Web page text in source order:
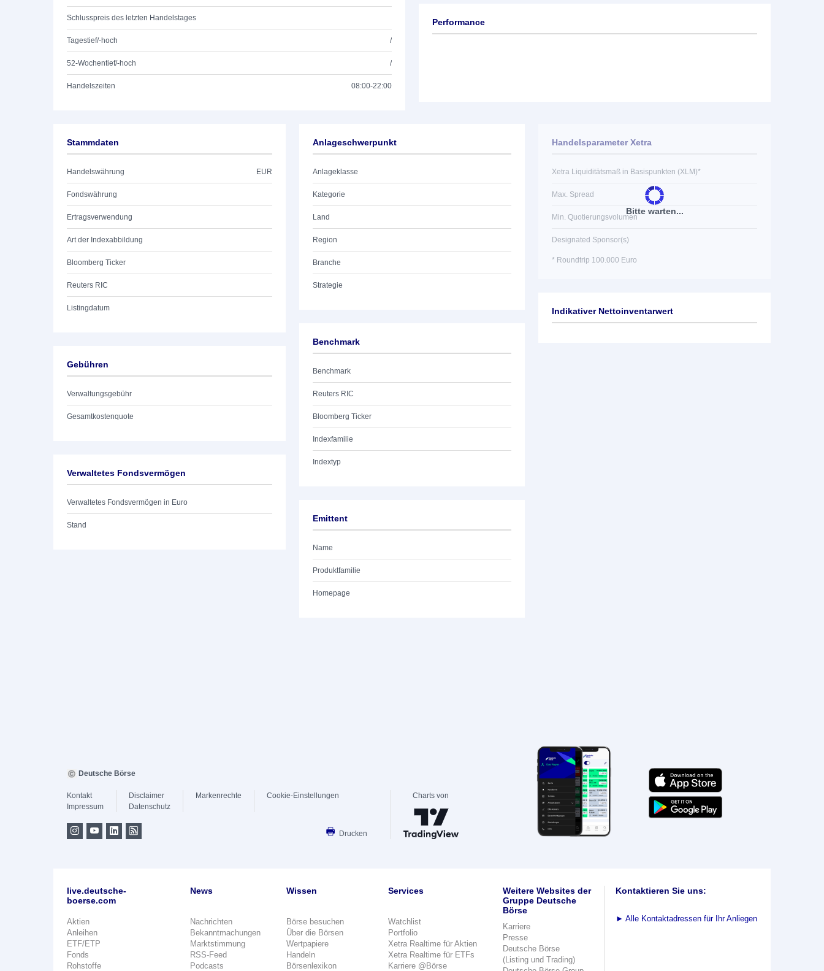
Schlusspreis des letzten Handelstages
Tagestief/-hoch /
52-Wochentief/-hoch /
Handelszeiten 08:00-22:00
Performance
Stammdaten
Handelswährung EUR
Fondswährung
Ertragsverwendung
Art der Indexabbildung
Bloomberg Ticker
Reuters RIC
Listingdatum
Gebühren
Verwaltungsgebühr
Gesamtkostenquote
Verwaltetes Fondsvermögen
Verwaltetes Fondsvermögen in Euro
Stand
Anlageschwerpunkt
Anlageklasse
Kategorie
Land
Region
Branche
Strategie
Benchmark
Benchmark
Reuters RIC
Bloomberg Ticker
Indexfamilie
Indextyp
Emittent
Name
Produktfamilie
Homepage
Bitte warten...
Handelsparameter Xetra
Xetra Liquiditätsmaß in Basispunkten (XLM)*
Max. Spread
Min. Quotierungsvolumen
Designated Sponsor(s)
* Roundtrip 100.000 Euro
Indikativer Nettoinventarwert
Deutsche Börse
Kontakt
Impressum
Disclaimer
Datenschutz
Markenrechte Cookie-Einstellungen
Drucken
Charts von
live.deutsche-
boerse.com
Aktien
Anleihen
ETF/ETP
Fonds
Rohstoffe
News
Nachrichten
Bekanntmachungen
Marktstimmung
RSS-Feed
Podcasts
Wissen
Börse besuchen
Über die Börsen
Wertpapiere
Handeln
Börsenlexikon
Services
Watchlist
Portfolio
Xetra Realtime für Aktien
Xetra Realtime für ETFs
Karriere @Börse
Weitere Websites der
Gruppe Deutsche
Börse
Karriere
Presse
Deutsche Börse
(Listing und Trading)
Kontaktieren Sie uns:
► Alle Kontaktadressen für Ihr Anliegen